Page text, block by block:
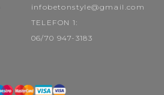
infobetonstyle@gmail.com
TELEFON 1:
06/70 947-3183